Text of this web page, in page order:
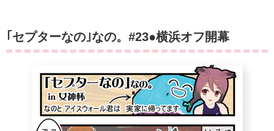
｢セプターなの｣なの。#23●横浜オフ開幕